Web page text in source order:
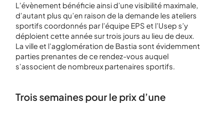
L’évènement bénéficie ainsi d’une visibilité maximale,
d’autant plus qu’en raison de la demande les ateliers
sportifs coordonnés par l’équipe EPS et l’Usep s’y
déploient cette année sur trois jours au lieu de deux.
La ville et l’agglomération de Bastia sont évidemment
parties prenantes de ce rendez-vous auquel
s’associent de nombreux partenaires sportifs.
Trois semaines pour le prix d’une